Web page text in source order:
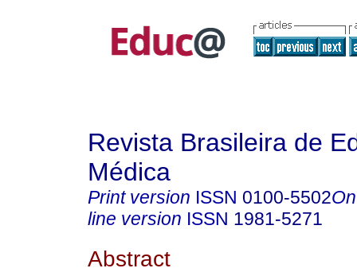
Revista Brasileira de
Médica
Print version ISSN 0100-5502
line version ISSN 1981-5271
Abstract